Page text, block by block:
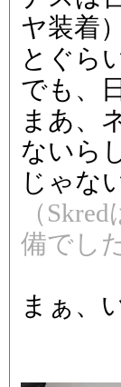
ヤ装着
とぐら
でも、
まあ、
ないら
じゃな
（
備でし
まぁ、